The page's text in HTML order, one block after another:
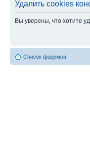
Удалить cookies
Вы уверены, что хотите
Список форумов